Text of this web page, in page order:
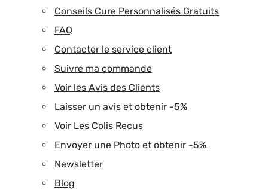
Conseils Cure Personnalisés Gratuits
FAQ
Contacter le service client
Suivre ma commande
Voir les Avis des Clients
Laisser un avis et obtenir -5%
Voir Les Colis Recus
Envoyer une Photo et obtenir -5%
Newsletter
Blog